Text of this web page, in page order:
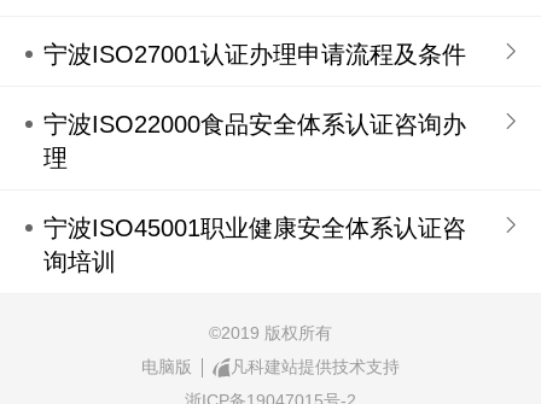
宁波ISO27001认证办理申请流程及条件
宁波ISO22000食品安全体系认证咨询办
理
宁波ISO45001职业健康安全体系认证咨
询培训
©2019 版权所有
电脑版
凡科建站提供技术支持
浙ICP备19047015号-2